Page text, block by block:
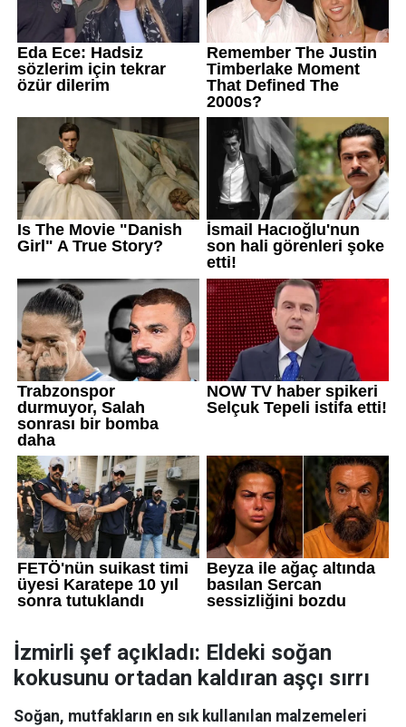
İzmirli şef açıkladı: Eldeki soğan
kokusunu ortadan kaldıran aşçı sırrı
Soğan, mutfakların en sık kullanılan malzemeleri